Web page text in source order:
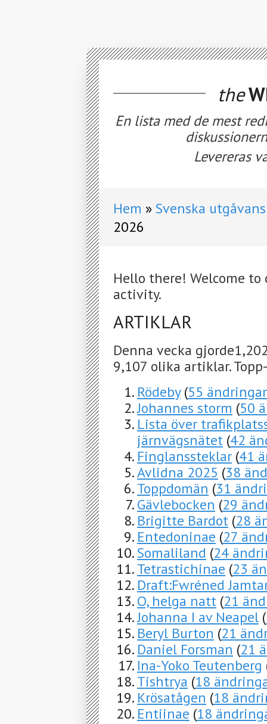
the
En lista med de mest
Levereras
Hem
Svenska
2026
Hello there! Welcome
activity.
ARTIKLAR
Denna vecka
9,107 olika artiklar.
Rödeby (55 ändringar
Johannes storm (50
Lista över
järnvägsnätet (42
Finglanssteklar (41
Avlidna 2025 (38
Toppdomän (31
Gävlebocken (29
Brigitte Bardot (28
Entedoninae (27
Somaliland (24
Tetrastichinae (23
Draft:Fwréned
O, helga natt (21
Johanna I av Neapel (
Beryl Burton (21
Daniel Forsman (21
Ina-Yoko Teutenberg
Tishtrya (18
Krösatågen (18
Entiinae (18